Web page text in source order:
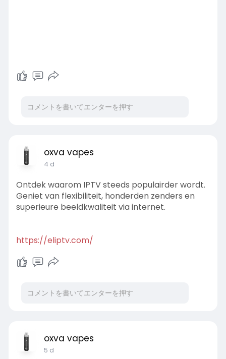
oxva vapes
4 d
Ontdek waarom IPTV steeds populairder wordt.
Geniet van flexibiliteit, honderden zenders en
superieure beeldkwaliteit via internet.
https://eliptv.com/
oxva vapes
5 d